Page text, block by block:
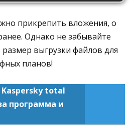
прикрепить вложения, о
Однако не забывайте
выгрузки файлов для
планов!
Kaspersky total
программа и